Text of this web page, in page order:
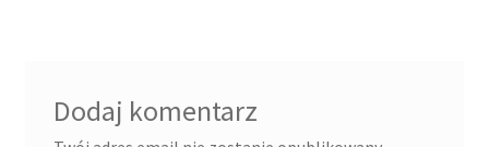
Dodaj komentarz